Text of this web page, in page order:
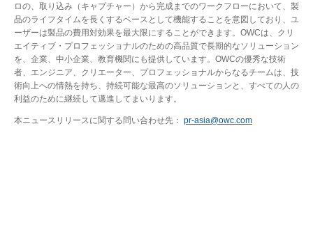
ロの、取り込み（キャプチャー）から完成までのワークフローにおいて、製
品のライフタイムを長くするベースとして機能することを意図しており、ユ
ーザーは製品の費用対効果を最大限にすることができます。OWCは、クリ
エイティブ・プロフェッショナルのための高品質で長期的なソリューション
を、企業、中小企業、教育機関にも提供しています。OWCの優秀な技術
者、エンジニア、クリエーター、プロフェッショナルからなるチームは、技
術向上への情熱を持ち、持続可能な最高のソリューションと、すべての人の
利益のために継続して邁進してまいります。
本ニュースリリースに関する問い合わせ先： pr-asia@owc.com